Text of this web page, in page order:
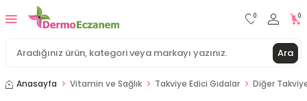
Ara
0 0
Anasayfa Vitamin ve Sağlık Takviye Edici Gıdalar Diğer